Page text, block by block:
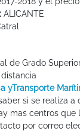
ALICANTE
de Grado
yTransporte
si se realiza a
mas centros que
por correo